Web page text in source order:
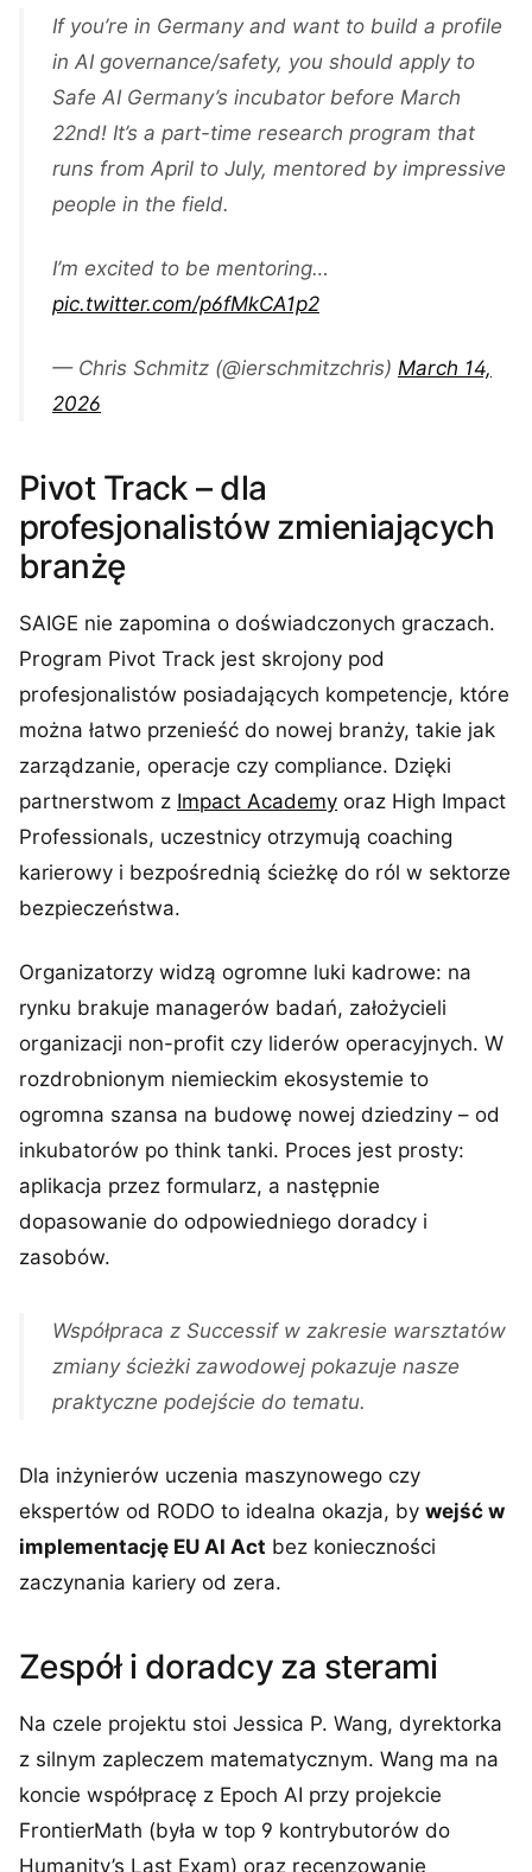
If you’re in Germany and want to build a profile
in AI governance/safety, you should apply to
Safe AI Germany’s incubator before March
22nd! It’s a part-time research program that
runs from April to July, mentored by impressive
people in the field.
I’m excited to be mentoring…
pic.twitter.com/p6fMkCA1p2
— Chris Schmitz (@ierschmitzchris) March 14,
2026
Pivot Track – dla
profesjonalistów zmieniających
branżę
SAIGE nie zapomina o doświadczonych graczach.
Program Pivot Track jest skrojony pod
profesjonalistów posiadających kompetencje, które
można łatwo przenieść do nowej branży, takie jak
zarządzanie, operacje czy compliance. Dzięki
partnerstwom z Impact Academy oraz High Impact
Professionals, uczestnicy otrzymują coaching
karierowy i bezpośrednią ścieżkę do ról w sektorze
bezpieczeństwa.
Organizatorzy widzą ogromne luki kadrowe: na
rynku brakuje managerów badań, założycieli
organizacji non-profit czy liderów operacyjnych. W
rozdrobnionym niemieckim ekosystemie to
ogromna szansa na budowę nowej dziedziny – od
inkubatorów po think tanki. Proces jest prosty:
aplikacja przez formularz, a następnie
dopasowanie do odpowiedniego doradcy i
zasobów.
Współpraca z Successif w zakresie warsztatów
zmiany ścieżki zawodowej pokazuje nasze
praktyczne podejście do tematu.
Dla inżynierów uczenia maszynowego czy
ekspertów od RODO to idealna okazja, by wejść w
implementację EU AI Act bez konieczności
zaczynania kariery od zera.
Zespół i doradcy za sterami
Na czele projektu stoi Jessica P. Wang, dyrektorka
z silnym zapleczem matematycznym. Wang ma na
koncie współpracę z Epoch AI przy projekcie
FrontierMath (była w top 9 kontrybutorów do
Humanity’s Last Exam) oraz recenzowanie